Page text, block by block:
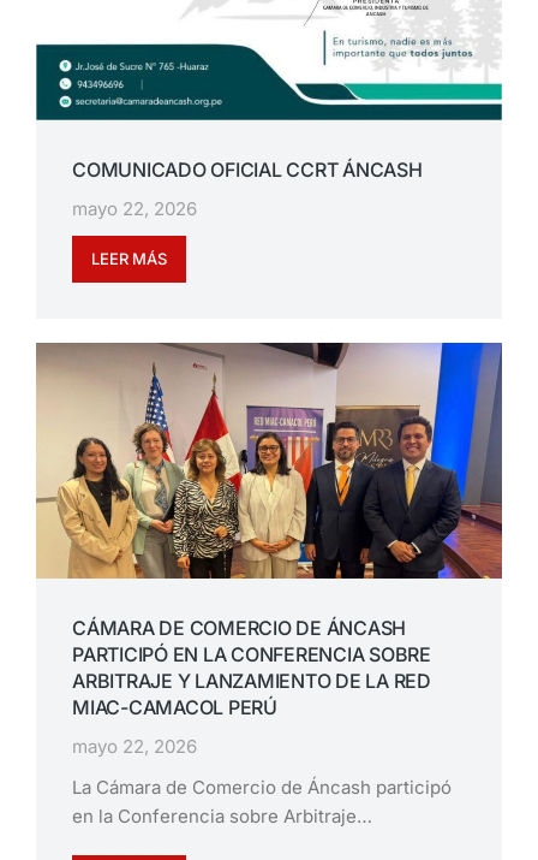
COMUNICADO OFICIAL CCRT ÁNCASH
mayo 22, 2026
LEER MÁS
CÁMARA DE COMERCIO DE ÁNCASH
PARTICIPÓ EN LA CONFERENCIA SOBRE
ARBITRAJE Y LANZAMIENTO DE LA RED
MIAC-CAMACOL PERÚ
mayo 22, 2026
La Cámara de Comercio de Áncash participó
en la Conferencia sobre Arbitraje…